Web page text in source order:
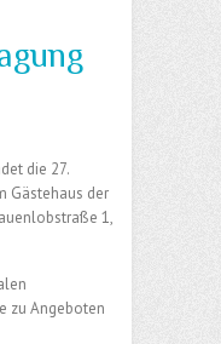
die 27.
Gästehaus der
1,
zu Angeboten